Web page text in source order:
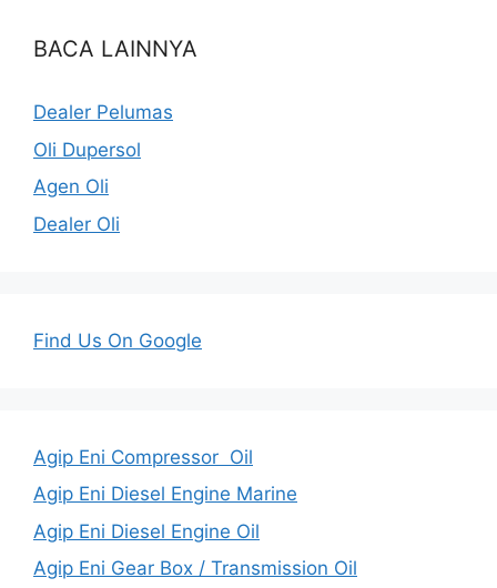
BACA LAINNYA
Dealer Pelumas
Oli Dupersol
Agen Oli
Dealer Oli
Find Us On Google
Agip Eni Compressor Oil
Agip Eni Diesel Engine Marine
Agip Eni Diesel Engine Oil
Agip Eni Gear Box / Transmission Oil